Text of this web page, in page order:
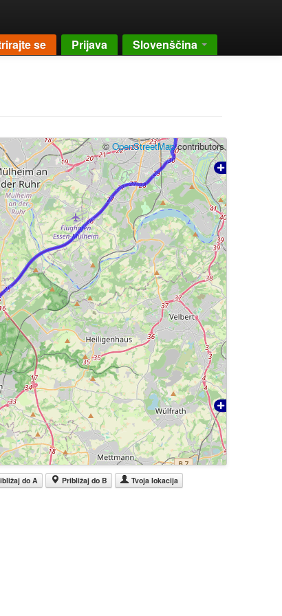
se Prijava Slovenščina
©OpenStreetMapcontributors
do A Približaj do B Tvoja lokacija